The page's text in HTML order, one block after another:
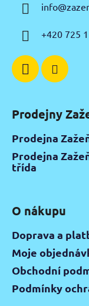
info@
+420 725
Prodejny
Prodejna
Prodejna
třída
O nákupu
Doprava a
Moje
Obchodní
Podmínky